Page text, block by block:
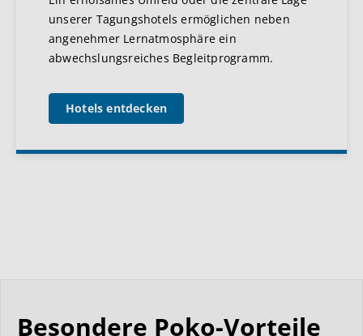
unserer Tagungshotels ermöglichen neben
angenehmer Lernatmosphäre ein
abwechslungsreiches Begleitprogramm.
Hotels entdecken
Besondere Poko-Vorteile